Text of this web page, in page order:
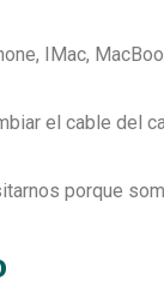
IMac,
el cable
porque